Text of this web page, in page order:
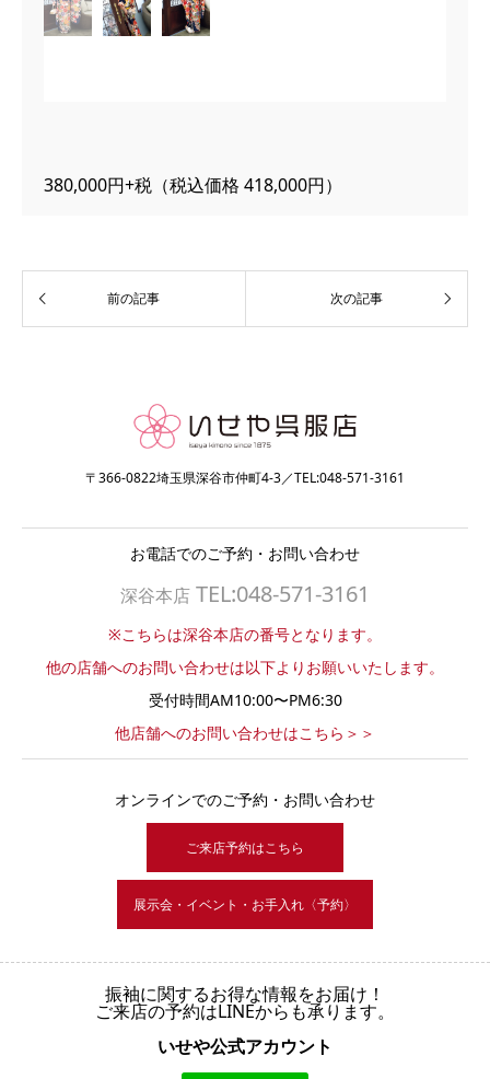
380,000円+税（税込価格 418,000円）
〒366-0822埼玉県深谷市仲町4-3／TEL:048-571-3161
お電話でのご予約・お問い合わせ
深谷本店 TEL:048-571-3161
※こちらは深谷本店の番号となります。
他の店舗へのお問い合わせは以下よりお願いいたします。
受付時間AM10:00〜PM6:30
他店舗へのお問い合わせはこちら＞＞
オンラインでのご予約・お問い合わせ
ご来店予約はこちら
展示会・イベント・お手入れ〈予約〉
振袖に関するお得な情報をお届け！
ご来店の予約はLINEからも承ります。
いせや公式アカウント